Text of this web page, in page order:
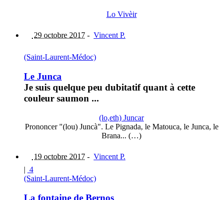
Lo Vivèir
29 octobre 2017 - Vincent P.
(Saint-Laurent-Médoc)
Le Junca
Je suis quelque peu dubitatif quant à cette
couleur saumon ...
(lo,eth) Juncar
Prononcer "(lou) Juncà". Le Pignada, le Matouca, le Junca, le
Brana... (…)
19 octobre 2017 - Vincent P.
| 4
(Saint-Laurent-Médoc)
La fontaine de Bernos